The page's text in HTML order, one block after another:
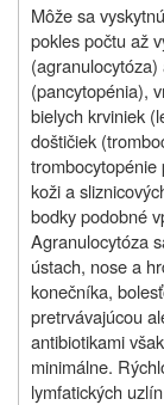
Môže sa
pokles počtu až
(pancytopénia),
bielych krviniek
doštičiek
trombocytopénie
koži a
bodky podobné
Agranulocytóza
ústach, nose a
konečníka,
pretrvávajúcou
antibiotikami
minimálne.
lymfatických